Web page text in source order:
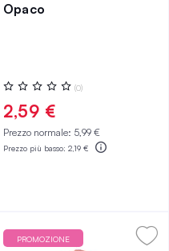
Opaco
Valutazione:
0%
(0)
2,59 €
Prezzo normale: 5,99 €
Prezzo più basso: 2,19 €
PROMOZIONE